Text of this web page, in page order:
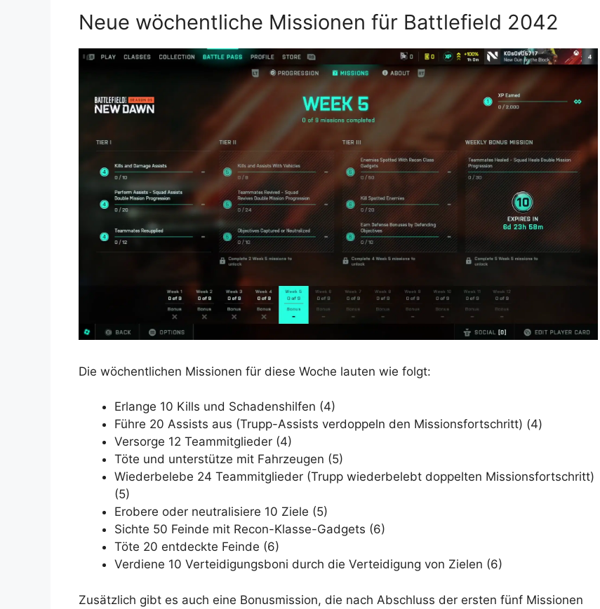
Neue wöchentliche Missionen für Battlefield 2042
Die wöchentlichen Missionen für diese Woche lauten wie folgt:
Erlange 10 Kills und Schadenshilfen (4)
Führe 20 Assists aus (Trupp-Assists verdoppeln den Missionsfortschritt) (4)
Versorge 12 Teammitglieder (4)
Töte und unterstütze mit Fahrzeugen (5)
Wiederbelebe 24 Teammitglieder (Trupp wiederbelebt doppelten Missionsfortschritt)
(5)
Erobere oder neutralisiere 10 Ziele (5)
Sichte 50 Feinde mit Recon-Klasse-Gadgets (6)
Töte 20 entdeckte Feinde (6)
Verdiene 10 Verteidigungsboni durch die Verteidigung von Zielen (6)
Zusätzlich gibt es auch eine Bonusmission, die nach Abschluss der ersten fünf Missionen